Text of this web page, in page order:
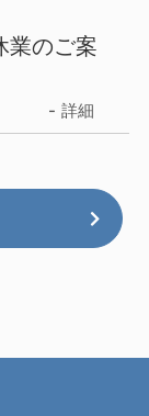
業のご案
詳細